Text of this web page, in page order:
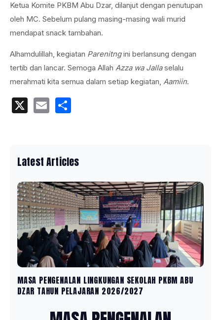
Ketua Komite PKBM Abu Dzar, dilanjut dengan penutupan
oleh MC. Sebelum pulang masing-masing wali murid
mendapat snack tambahan.
Alhamdulillah, kegiatan Parenitngini berlansung dengan
tertib dan lancar. Semoga Allah Azza wa Jallaselalu
merahmati kita semua dalam setiap kegiatan, Aamiin.
X Email
Latest Articles
MASA PENGENALAN LINGKUNGAN SEKOLAH PKBM ABU
DZAR TAHUN PELAJARAN 2026/2027